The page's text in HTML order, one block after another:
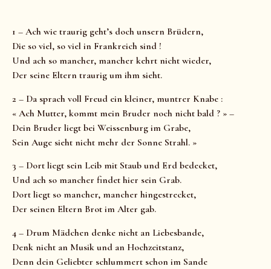
1 – Ach wie traurig geht’s doch unsern Brüdern,
Die so viel, so viel in Frankreich sind !
Und ach so mancher, mancher kehrt nicht wieder,
Der seine Eltern traurig um ihm sieht.
2 – Da sprach voll Freud ein kleiner, muntrer Knabe :
« Ach Mutter, kommt mein Bruder noch nicht bald ? » –
Dein Bruder liegt bei Weissenburg im Grabe,
Sein Auge sieht nicht mehr der Sonne Strahl. »
3 – Dort liegt sein Leib mit Staub und Erd bedecket,
Und ach so mancher findet hier sein Grab.
Dort liegt so mancher, mancher hingestrecket,
Der seinen Eltern Brot im Alter gab.
4 – Drum Mädchen denke nicht an Liebesbande,
Denk nicht an Musik und an Hochzeitstanz,
Denn dein Geliebter schlummert schon im Sande